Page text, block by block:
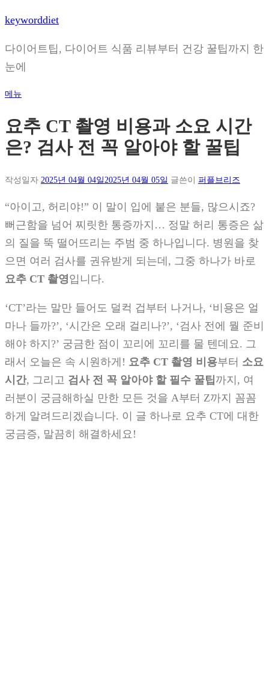
내
으
로
바
로
기
keyworddiet
다이어트팁, 다이어트 식품 리뷰부터 건강 꿀팁까지 한
눈에
메뉴
요추 CT 촬영 비용과 소요 시간
은? 검사 전 꼭 알아야 할 꿀팁
작성일자 2025년 04월 04일2025년 04월 05일 글쓴이 퍼플브리즈
“아이고, 허리야!” 이 말이 입에 붙은 분들, 많으시죠?
뻐근함을 넘어 찌릿한 통증까지… 정말 허리 통증은 삶
의 질을 뚝 떨어뜨리는 주범 중 하나입니다. 병원을 찾
으면 여러 검사를 권유받게 되는데, 그중 하나가 바로
요추 CT 촬영입니다.
‘CT’라는 말만 들어도 덜컥 겁부터 나거나, ‘비용은 얼
마나 들까?’, ‘시간은 오래 걸리나?’, ‘검사 전에 뭘 준비
해야 하지?’ 궁금한 점이 꼬리에 꼬리를 물 텐데요. 그
래서 오늘은 속 시원하게! 요추 CT 촬영 비용부터 소요
시간, 그리고 검사 전 꼭 알아야 할 필수 꿀팁 까지, 여
러분이 궁금해하실 만한 모든 것을 A부터 Z까지 꼼꼼
하게 알려드리겠습니다. 이 글 하나로 요추 CT에 대한
궁금증, 말끔히 해결하세요!